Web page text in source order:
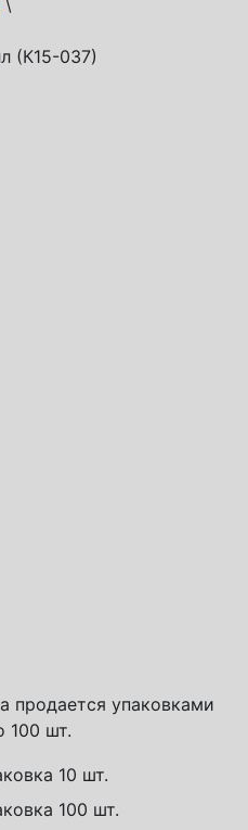
(К15-037)
продается упаковками
100 шт.
10 шт.
100 шт.